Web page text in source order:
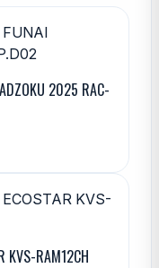
2025 RAC-
KVS-RAM12CH